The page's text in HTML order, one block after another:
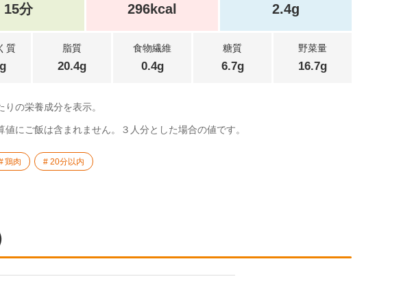
15分 296kcal 2.4g
質 脂質
20.4g
食物繊維
0.4g
糖質
6.7g
野菜量
16.7g
りの栄養成分を表示。
値にご飯は含まれません。３人分とした場合の値です。
鶏肉 20分以内